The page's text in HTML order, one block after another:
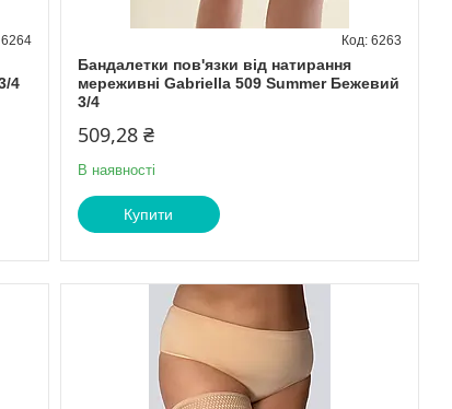
4
6264
Бандалетки пов'язки від натирання
мереживні Gabriella 509 Summer Бежевий
3/4
6263
509,28 ₴
В наявності
Купити